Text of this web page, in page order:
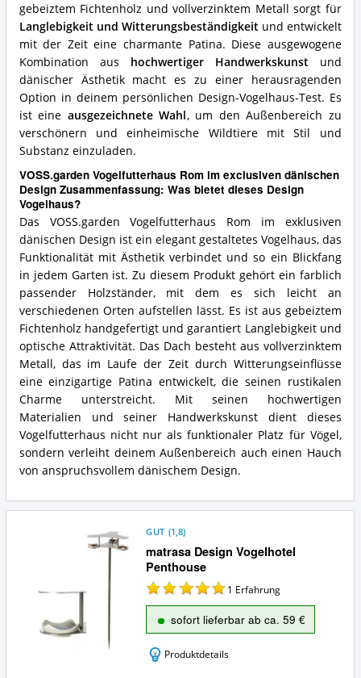
gebeiztem Fichtenholz und vollverzinktem Metall sorgt für
Langlebigkeit und Witterungsbeständigkeitund entwickelt
mit der Zeit eine charmante Patina. Diese ausgewogene
Kombination aus hochwertiger Handwerkskunstund
dänischer Ästhetik macht es zu einer herausragenden
Option in deinem persönlichen Design-Vogelhaus-Test. Es
ist eine ausgezeichnete Wahl, um den Außenbereich zu
verschönern und einheimische Wildtiere mit Stil und
Substanz einzuladen.
VOSS.garden Vogelfutterhaus Rom im exclusiven dänischen
Design Zusammenfassung: Was bietet dieses Design
Vogelhaus?
Das VOSS.garden Vogelfutterhaus Rom im exklusiven
dänischen Design ist ein elegant gestaltetes Vogelhaus, das
Funktionalität mit Ästhetik verbindet und so ein Blickfang
in jedem Garten ist. Zu diesem Produkt gehört ein farblich
passender Holzständer, mit dem es sich leicht an
verschiedenen Orten aufstellen lässt. Es ist aus gebeiztem
Fichtenholz handgefertigt und garantiert Langlebigkeit und
optische Attraktivität. Das Dach besteht aus vollverzinktem
Metall, das im Laufe der Zeit durch Witterungseinflüsse
eine einzigartige Patina entwickelt, die seinen rustikalen
Charme unterstreicht. Mit seinen hochwertigen
Materialien und seiner Handwerkskunst dient dieses
Vogelfutterhaus nicht nur als funktionaler Platz für Vögel,
sondern verleiht deinem Außenbereich auch einen Hauch
von anspruchsvollem dänischem Design.
matrasa Design Vogelhotel
Penthouse
GUT (1,8)
1 Erfahrung
sofort lieferbar ab ca. 59 €
Produktdetails